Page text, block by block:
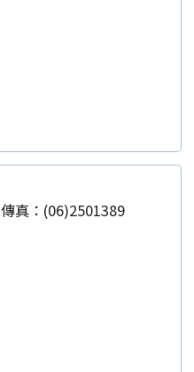
傳真：(06)2501389